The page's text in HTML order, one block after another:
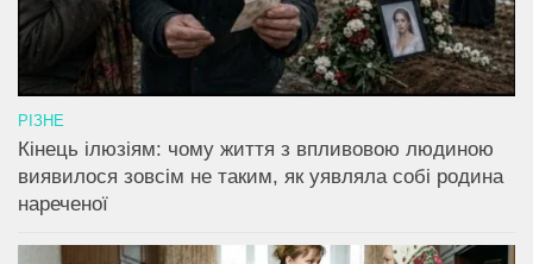
РІЗНЕ
Кінець ілюзіям: чому життя з впливовою людиною
виявилося зовсім не таким, як уявляла собі родина
нареченої